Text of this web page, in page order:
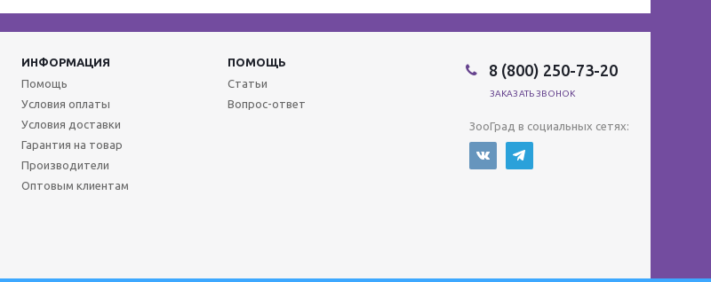
ИНФОРМАЦИЯ
ПОМОЩЬ
Помощь
Условия оплаты
Условия доставки
Гарантия на товар
Производители
Оптовым клиентам
Статьи
Вопрос-ответ
8 (800) 250-73-20
ЗАКАЗАТЬ ЗВОНОК
ЗооГрад в социальных сетях: